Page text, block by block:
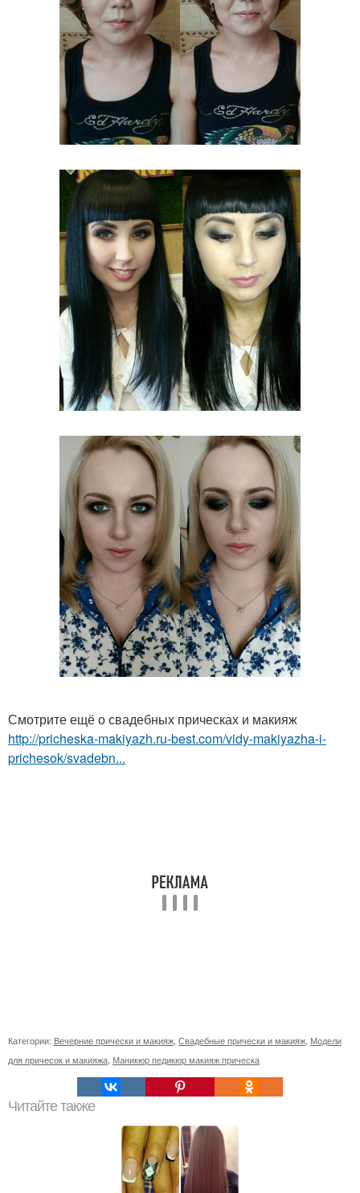
Смотрите ещё о свадебных прическах и макияж
http://pricheska-makiyazh.ru-best.com/vidy-makiyazha-i-
prichesok/svadebn...
Категории: Вечерние прически и макияж Свадебные прически и макияж Модели
для причесок и макияжа Маникюр педикюр макияж прическа
Читайте также